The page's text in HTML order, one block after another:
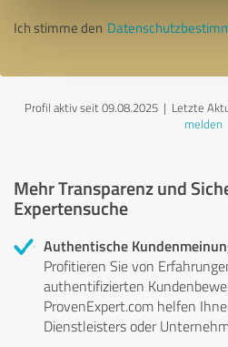
Ich stimme den
Profil aktiv seit 09.08.2025 | Letzte
melden
Mehr Transparenz und
Expertensuche
Authentische
Profitieren Sie von
authentifizierten
ProvenExpert.com helfen
Dienstleisters oder